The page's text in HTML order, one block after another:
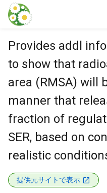
本文に飛ぶ
Provides addl
to show that
area (RMSA) will
manner that
fraction of
SER, based on
realistic
提供元サイトで表示